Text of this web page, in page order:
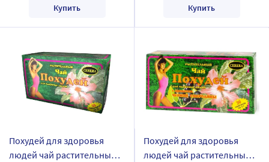
Купить Купить
Похудей для здоровья
людей чай растительный 2
Похудей для здоровья
людей чай растительный/